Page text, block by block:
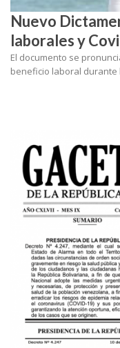
Nuevo
laborales y
El documento se
beneficio laboral durante